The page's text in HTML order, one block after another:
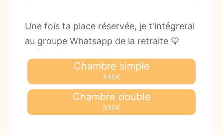
Une fois ta place réservée, je t'intégrerai
au groupe Whatsapp de la retraite 💛
Chambre simple
440€
Chambre double
390€